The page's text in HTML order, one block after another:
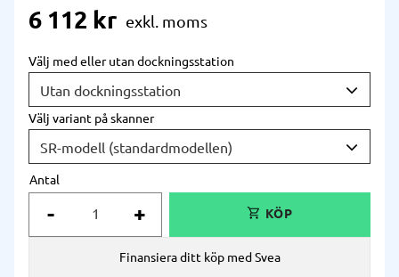
6 112 kr
Välj med eller utan dockningsstation
Välj variant på skanner
Antal
+
-
Finansiera ditt köp med Svea